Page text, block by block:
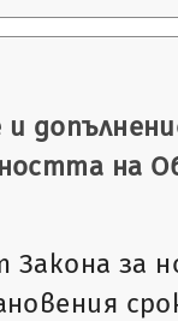
на
Закона за